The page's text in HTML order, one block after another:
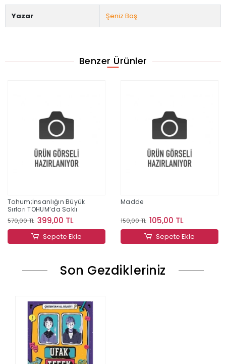
Yazar Şeniz Baş
Benzer Ürünler
Tohum;İnsanlığın Büyük
Sırları TOHUM’da Saklı
570,00 TL 399,00 TL
Sepete Ekle
Madde
150,00 TL 105,00 TL
Sepete Ekle
Son Gezdikleriniz